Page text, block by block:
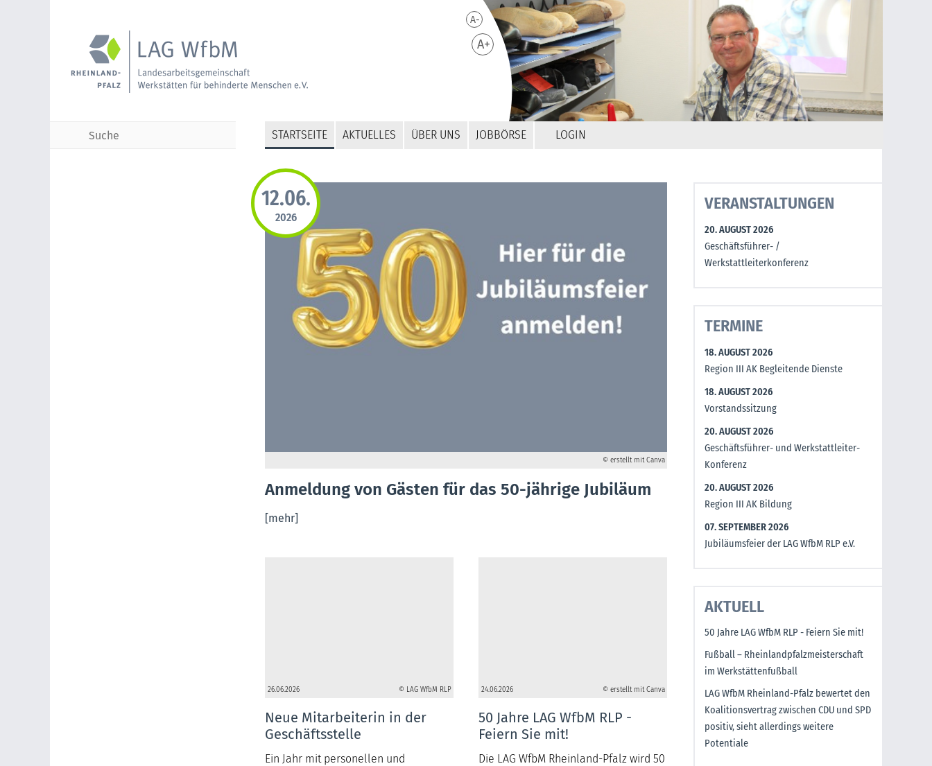
A-
A+
STARTSEITE AKTUELLES ÜBER UNS JOBBÖRSE LOGIN
© erstellt mit Canva
Anmeldung von Gästen für das 50-jährige Jubiläum
[mehr]
12.06.
2026
26.06.2026 © LAG WfbM RLP
Neue Mitarbeiterin in der
Geschäftsstelle
Ein Jahr mit personellen und
24.06.2026 © erstellt mit Canva
50 Jahre LAG WfbM RLP -
Feiern Sie mit!
Die LAG WfbM Rheinland-Pfalz wird 50
VERANSTALTUNGEN
20. AUGUST 2026
Geschäftsführer- /
Werkstattleiterkonferenz
TERMINE
18. AUGUST 2026
Region III AK Begleitende Dienste
18. AUGUST 2026
Vorstandssitzung
20. AUGUST 2026
Geschäftsführer- und Werkstattleiter-
Konferenz
20. AUGUST 2026
Region III AK Bildung
07. SEPTEMBER 2026
Jubiläumsfeier der LAG WfbM RLP e.V.
AKTUELL
50 Jahre LAG WfbM RLP - Feiern Sie mit!
Fußball – Rheinlandpfalzmeisterschaft
im Werkstättenfußball
LAG WfbM Rheinland-Pfalz bewertet den
Koalitionsvertrag zwischen CDU und SPD
positiv, sieht allerdings weitere
Potentiale